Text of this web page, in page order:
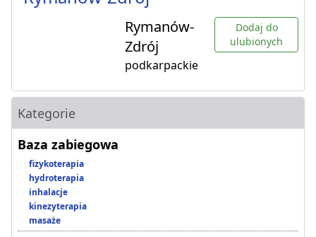
Rymanów-
Zdrój
podkarpackie
Dodaj do
ulubionych
Kategorie
Baza zabiegowa
fizykoterapia
hydroterapia
inhalacje
kinezyterapia
masaże